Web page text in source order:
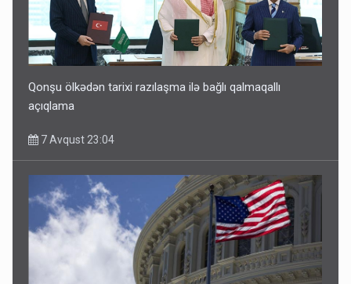
Qonşu ölkədən tarixi razılaşma ilə bağlı qalmaqallı
açıqlama
7 Avqust 23:04